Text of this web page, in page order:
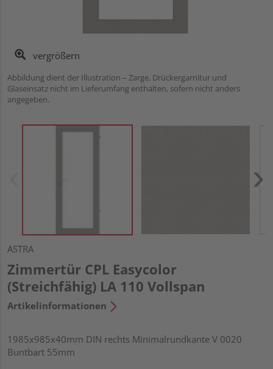
vergrößern
Abbildung dient der Illustration – Zarge, Drückergarnitur und
Glaseinsatz nicht im Lieferumfang enthalten, sofern nicht anders
angegeben.
ASTRA
Zimmertür CPL Easycolor
(Streichfähig) LA 110 Vollspan
Artikelinformationen
1985x985x40mm DIN rechts Minimalrundkante V 0020
Buntbart 55mm